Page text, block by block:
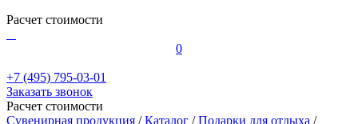
Расчет стоимости
0
+7 (495) 795-03-01
Заказать звонок
Расчет стоимости
Сувенирная продукция / Каталог / Подарки для отдыха /